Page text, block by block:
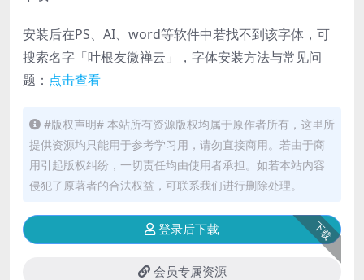
安装后在PS、AI、word等软件中若找不到该字体，可
搜索名字「叶根友微禅云」，字体安装方法与常见问
题： 点击查看
#版权声明# 本站所有资源版权均属于原作者所有，这里所
提供资源均只能用于参考学习用，请勿直接商用。若由于商
用引起版权纠纷，一切责任均由使用者承担。如若本站内容
侵犯了原著者的合法权益，可联系我们进行删除处理。
下载
登录后下载
会员专属资源